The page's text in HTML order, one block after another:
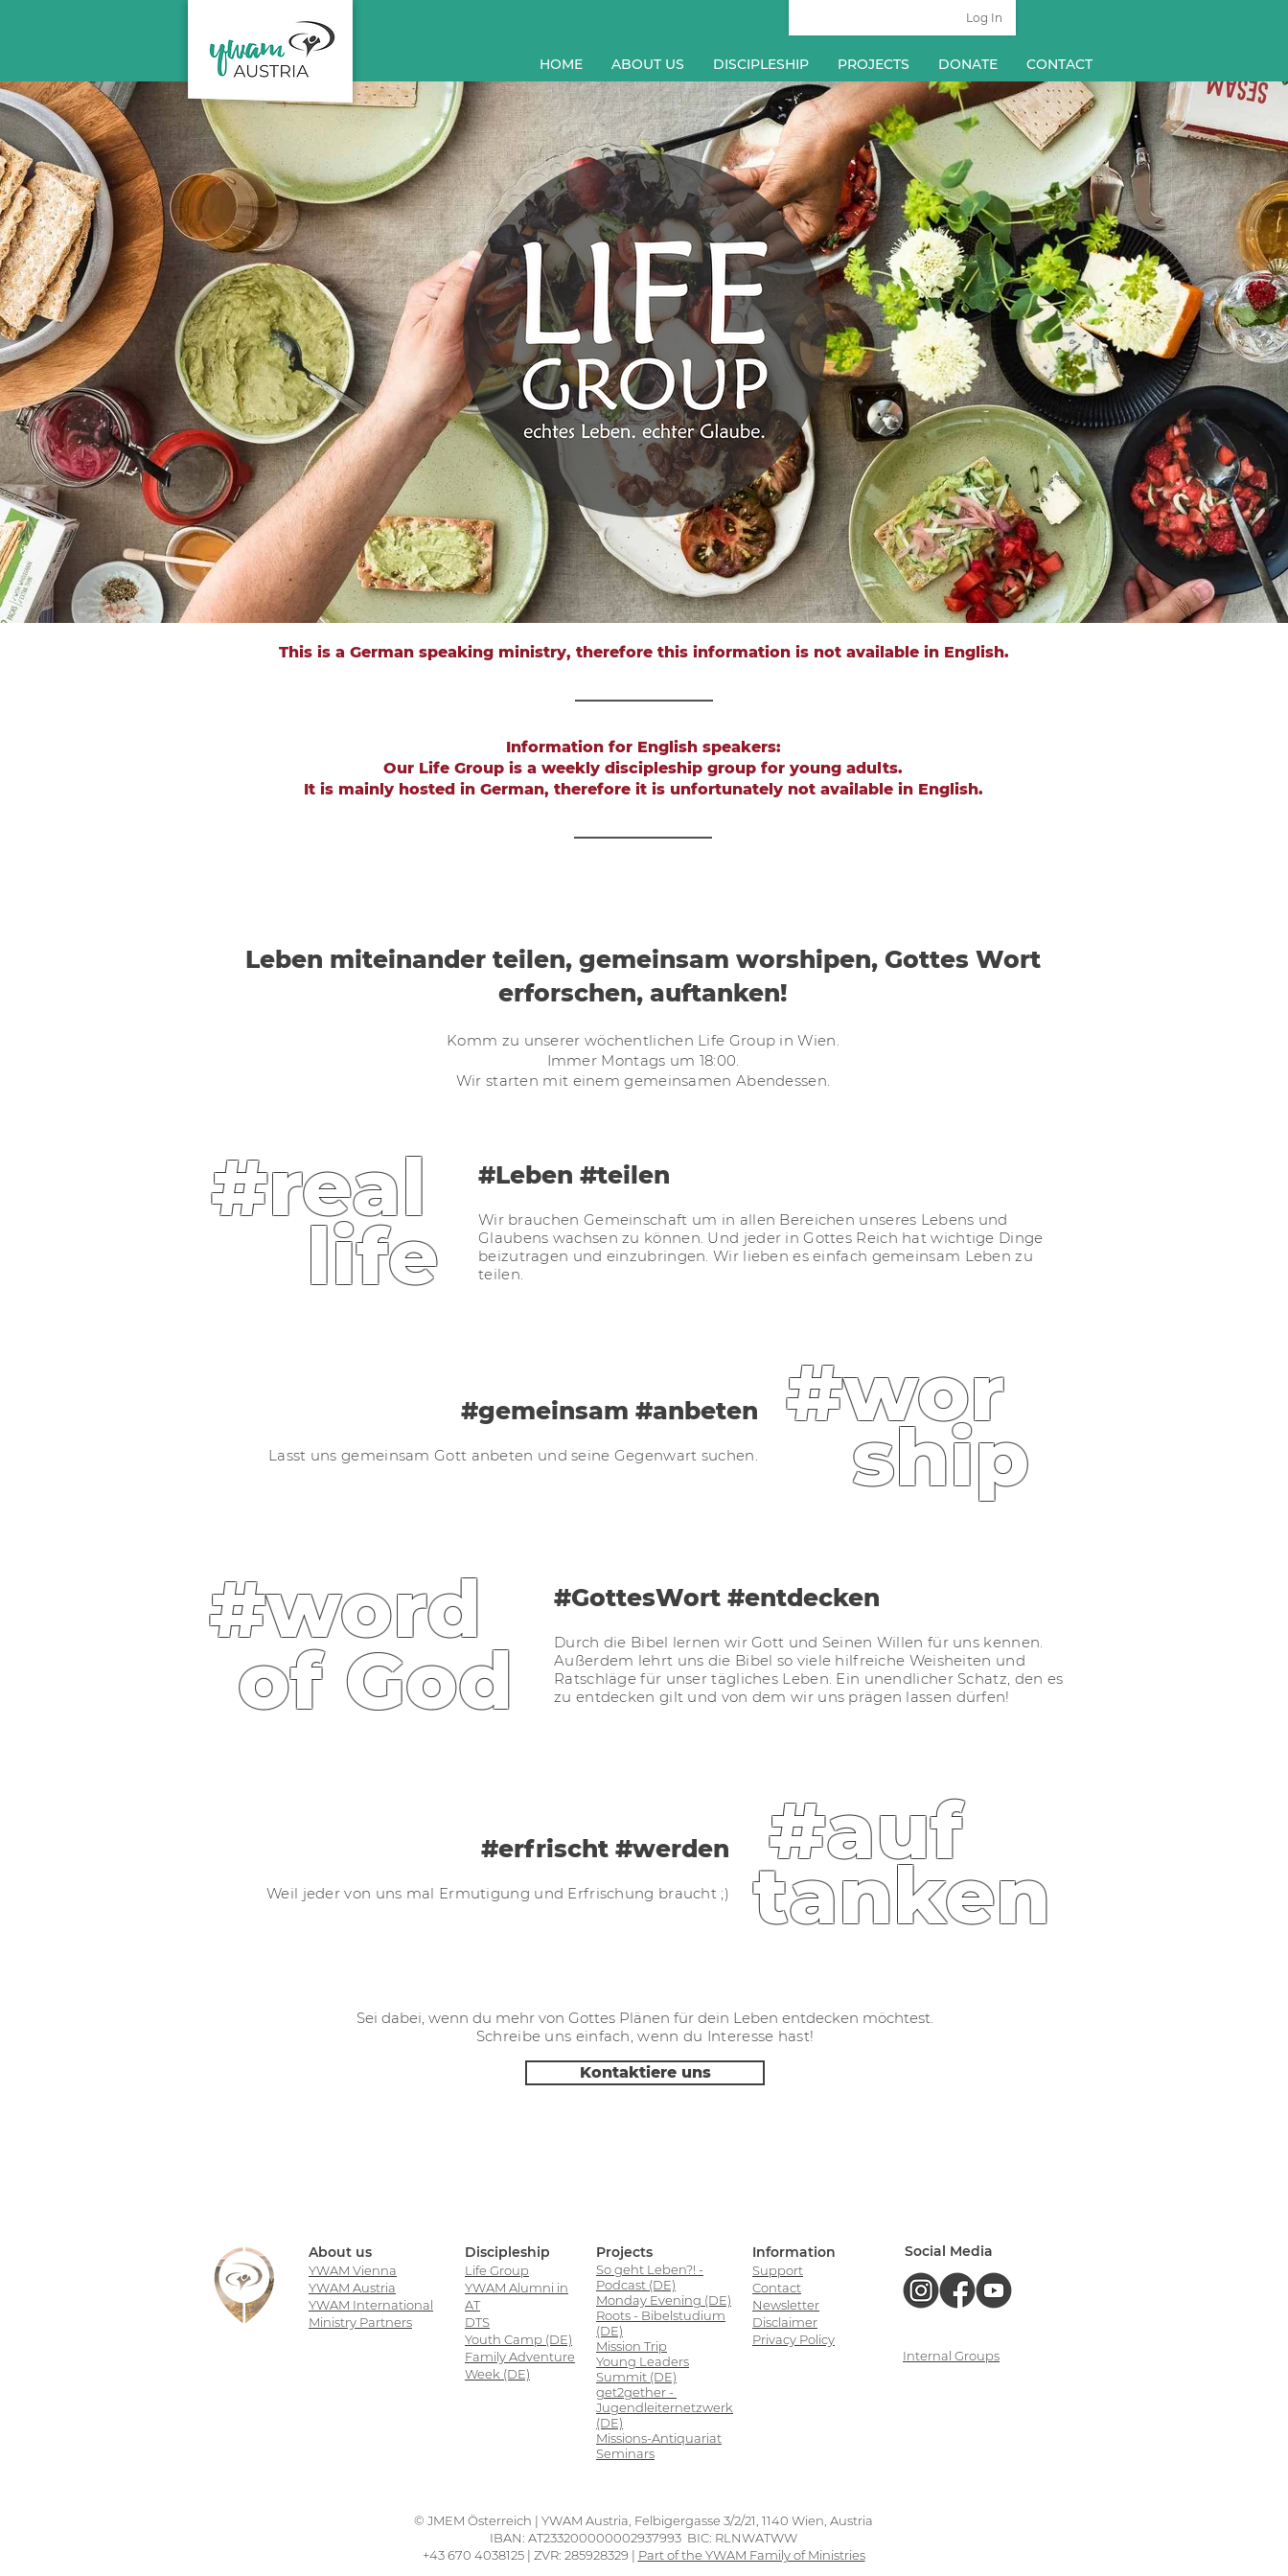
Log In
HOME ABOUT US DISCIPLESHIP PROJECTS DONATE CONTACT
This is a German speaking ministry, therefore this information is not available in English.
Information for English speakers:
Our Life Group is a weekly discipleship group for young adults.
It is mainly hosted in German, therefore it is unfortunately not available in English.
Leben miteinander teilen, gemeinsam worshipen, Gottes Wort
erforschen, auftanken!
Komm zu unserer wöchentlichen Life Group in Wien.
Immer Montags um 18:00.
Wir starten mit einem gemeinsamen Abendessen.
#real
life
#Leben #teilen
Wir brauchen Gemeinschaft um in allen Bereichen unseres Lebens und
Glaubens wachsen zu können. Und jeder in Gottes Reich hat wichtige Dinge
beizutragen und einzubringen. Wir lieben es einfach gemeinsam Leben zu
teilen.
#gemeinsam #anbeten
Lasst uns gemeinsam Gott anbeten und seine Gegenwart suchen.
#wor
ship
#word
of God
#GottesWort #entdecken
Durch die Bibel lernen wir Gott und Seinen Willen für uns kennen.
Außerdem lehrt uns die Bibel so viele hilfreiche Weisheiten und
Ratschläge für unser tägliches Leben. Ein unendlicher Schatz, den es
zu entdecken gilt und von dem wir uns prägen lassen dürfen!
#erfrischt #werden
Weil jeder von uns mal Ermutigung und Erfrischung braucht ;)
#auf
tanken
Sei dabei, wenn du mehr von Gottes Plänen für dein Leben entdecken möchtest.
Schreibe uns einfach, wenn du Interesse hast!
Kontaktiere uns
About us
YWAM Vienna
YWAM Austria
YWAM International
Ministry Partners
Discipleship
Life Group
YWAM Alumni in
AT
DTS
Youth Camp (DE)
Family Adventure
Week (DE)
Projects
So geht Leben?! -
Podcast (DE)
Monday Evening (DE)
Roots - Bibelstudium
(DE)
Mission Trip
Young Leaders
Summit (DE)
get2gether -
Jugendleiternetzwerk
(DE)
Missions-Antiquariat
Seminars
Information
Support
Contact
Newsletter
Disclaimer
Privacy Policy
Social Media
Internal Groups
© JMEM Österreich | YWAM Austria, Felbigergasse 3/2/21, 1140 Wien, Austria
IBAN: AT233200000002937993 BIC: RLNWATWW
+43 670 4038125 | ZVR: 285928329 | Part of the YWAM Family of Ministries